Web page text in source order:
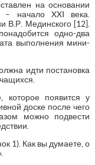
на основании
– начало XXI века.
В.Р. Мединского [12].
одно-два
выполнения мини-
идти постановка
которое появится у
доске после чего
можно подвести
1). Как вы думаете, о